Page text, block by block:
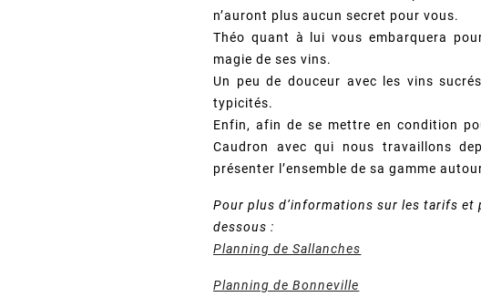
n’auront plus aucun secret pour vous.
Théo quant à lui vous embarquera
magie de ses vins.
Un peu de douceur avec les vins
typicités.
Enfin, afin de se mettre en condition
Caudron avec qui nous travaillons
présenter l’ensemble de sa gamme
Pour plus d’informations sur les tarifs
dessous :
Planning de Sallanches
Planning de Bonneville